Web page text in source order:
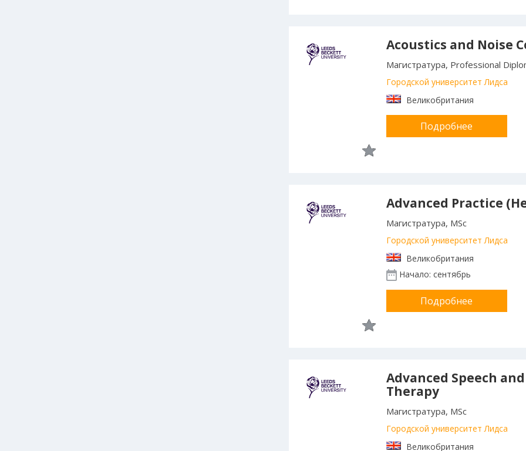
Acoustics and Noise
Магистратура, Professional
Городской университет Лидса
Великобритания
Подробнее
Advanced Practice
Магистратура, MSc
Городской университет Лидса
Великобритания
Начало: сентябрь
Подробнее
Advanced Speech
Therapy
Магистратура, MSc
Городской университет Лидса
Великобритания